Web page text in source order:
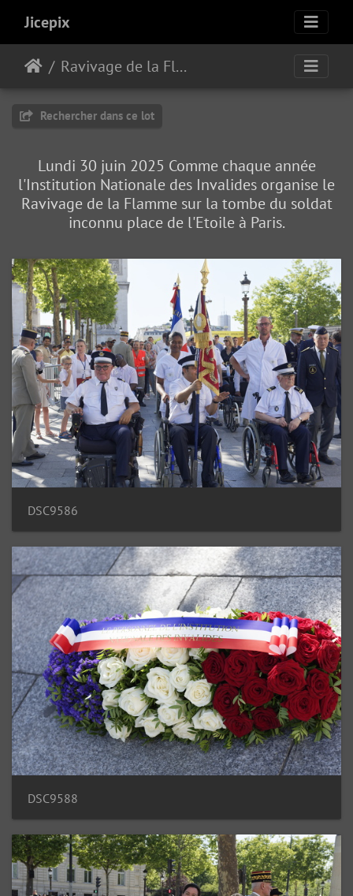
Jicepix
Ravivage de la Flamme 2025
Rechercher dans ce lot
Lundi 30 juin 2025 Comme chaque année
l'Institution Nationale des Invalides organise le
Ravivage de la Flamme sur la tombe du soldat
inconnu place de l'Etoile à Paris.
DSC9586
DSC9588